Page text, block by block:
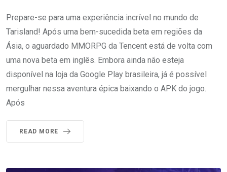
Prepare-se para uma experiência incrível no mundo de
Tarisland! Após uma bem-sucedida beta em regiões da
Ásia, o aguardado MMORPG da Tencent está de volta com
uma nova beta em inglês. Embora ainda não esteja
disponível na loja da Google Play brasileira, já é possível
mergulhar nessa aventura épica baixando o APK do jogo.
Após
READ MORE